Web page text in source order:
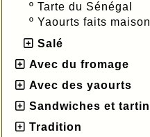
º Tarte du Sénégal
º Yaourts faits maison
Salé
Avec du fromage
Avec des yaourts
Sandwiches et
Tradition